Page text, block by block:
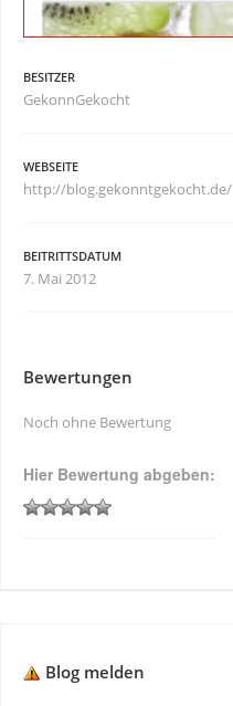
BESITZER
GekonnGekocht
WEBSEITE
http://blog.gekonntgekocht.de/
BEITRITTSDATUM
7. Mai 2012
Bewertungen
Noch ohne Bewertung
Hier Bewertung abgeben:
Blog melden